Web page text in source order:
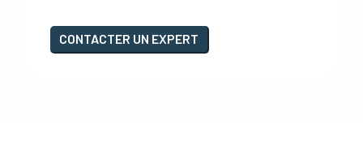
CONTACTER UN EXPERT